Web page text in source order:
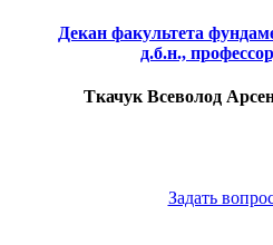
Декан факультета
д.б.н.,
Ткачук Всеволод
Задать